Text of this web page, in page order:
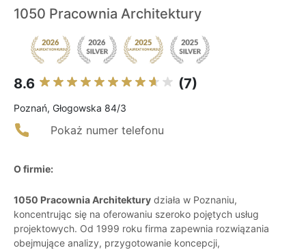
1050 Pracownia Architektury
8.6 (7)
Poznań, Głogowska 84/3
Pokaż numer telefonu
O firmie:
1050 Pracownia Architektury działa w Poznaniu,
koncentrując się na oferowaniu szeroko pojętych usług
projektowych. Od 1999 roku firma zapewnia rozwiązania
obejmujące analizy, przygotowanie koncepcji,